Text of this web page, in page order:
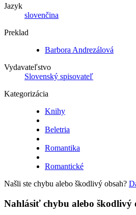
Jazyk
slovenčina
Preklad
Barbora Andrezálová
Vydavateľstvo
Slovenský spisovateľ
Kategorizácia
Knihy
Beletria
Romantika
Romantické
Našli ste chybu alebo škodlivý obsah?
Nahlásiť chybu alebo škodlivý